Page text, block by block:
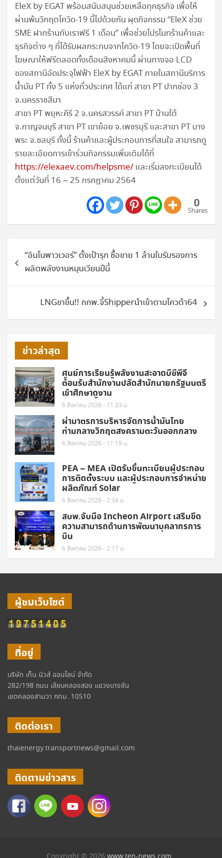
EleX by EGAT พร้อมสนับสนุนช่วยเหลือทุกธุรกิจ เพื่อให้
ผ่านพ้นวิกฤตโควิด-19 นี้ไปด้วยกัน ผุดกิจกรรม “EleX ช่วย
SME ฝากร้านกับเราฟรี 1 เดือน” เพื่อช่วยโปรโมทร้านค้าและ
ธุรกิจต่าง ๆ ที่ได้รับผลกระทบจากโควิด-19 โดยจะเปิดพื้นที่
โฆษณาให้ฟรีตลอดทั้งเดือนสิงหาคมนี้ ผ่านทางจอ LCD
ของสถานีอัดประจุไฟฟ้า EleX by EGAT ภายในสถานีบริการ
น้ำมัน PT ทั้ง 5 แห่งทั่วประเทศ ได้แก่ สาขา PT ปากช่อง 3
จ.นครราชสีมา
สาขา PT พยุหะคีรี 2 จ.นครสวรรค์ สาขา PT บ้านใต้
จ.กาญจนบุรี สาขา PT เขาย้อย จ.เพชรบุรี และสาขา PT บาง
พระ จ.ชลบุรี ทั้งนี้ ร้านค้าและผู้ประกอบการที่สนใจ สามารถดู
รายละเอียดการเข้าร่วมกิจกรรมเพิ่มเติมได้ที่
https://elexaev.com/helpsme/ และเริ่มลงทะเบียนได้
ตั้งแต่วันที่ 16 – 25 กรกฎาคม 2564
0
Shares
แนะแนว
เรื่อง“อินโนพาวเวอร์” ตั้งเป้ารุก ซื้อขาย 1 ล้านใบรับรองการ
ผลิตพลังงานหมุนเวียนปีนี้
LNGขาขึ้น!! กกพ.จี้Shipperนำเข้าตามโควต้า64
ข่าวล่าสุด
ศูนย์การเรียนรู้พลังงานสะอาดบีซีพีจี
ต้อนรับสำนักงานปลัดสำนักนายกรัฐมนตรี
เข้าศึกษาดูงาน
6 สิงหาคม 2026 - 11:33 น.
ผ่ามาตรการบริหารจัดการน้ำมันไทย
ท่ามกลางวิกฤตสงครามตะวันออกกลาง
6 สิงหาคม 2026 - 11:19 น.
PEA – MEA เปิดรับขึ้นทะเบียนผู้ประกอบ
การติดตั้งระบบ และผู้ประกอบการจำหน่าย
ผลิตภัณฑ์ Solar
6 สิงหาคม 2026 - 2:34 น.
สบพ.จับมือ Incheon Airport เสริมขีด
ความสามารถด้านการพัฒนาบุคลากรการ
บิน
6 สิงหาคม 2026 - 2:17 น.
ผู้ชมเว็บไซต์
ที่อยู่
บริษัท เท็น นิวส์ ออนไลน์ จำกัด
282/198 ถนน เลียบคลองสอง แขวงบางชัน
เขตคลองสามวา กทม. 10510
ติดต่อเรา
thaienergy.transportnews@gmail.com
ติดตามข่าวสาร